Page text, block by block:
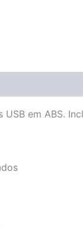
USB em ABS.